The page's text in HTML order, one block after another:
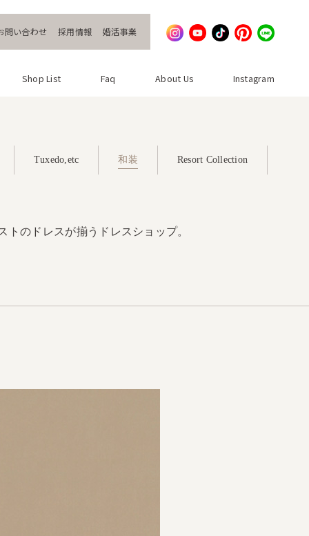
Shop List Faq About Us Instagram
問い合わせ 採用情報 婚活事業
Tuxedo,etc 和装 Resort Collection
のドレスが揃うドレスショップ。